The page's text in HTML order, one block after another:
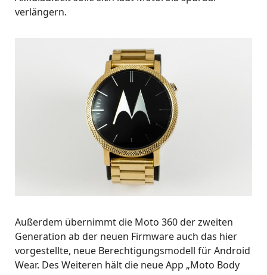
verlängern.
Außerdem übernimmt die Moto 360 der zweiten
Generation ab der neuen Firmware auch das hier
vorgestellte, neue Berechtigungsmodell für Android
Wear. Des Weiteren hält die neue App „Moto Body